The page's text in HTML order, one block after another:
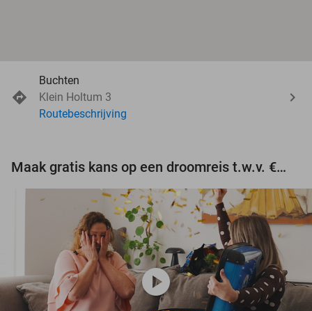
Buchten
Klein Holtum 3
Routebeschrijving
Maak gratis kans op een droomreis t.w.v. €3.000!
play_circle